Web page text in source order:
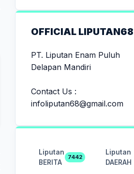
OFFICIAL LIPUTAN68
PT. Liputan Enam Puluh
Delapan Mandiri
Contact Us :
infoliputan68@gmail.com
Liputan
BERITA
7442
Liputan
DAERAH